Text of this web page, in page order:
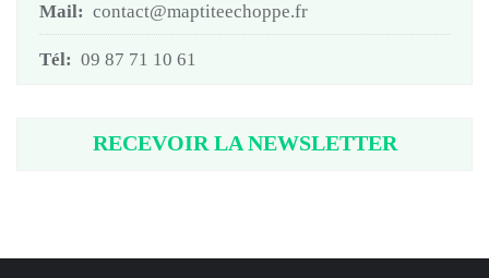
Mail: contact@maptiteechoppe.fr
Tél: 09 87 71 10 61
RECEVOIR LA NEWSLETTER